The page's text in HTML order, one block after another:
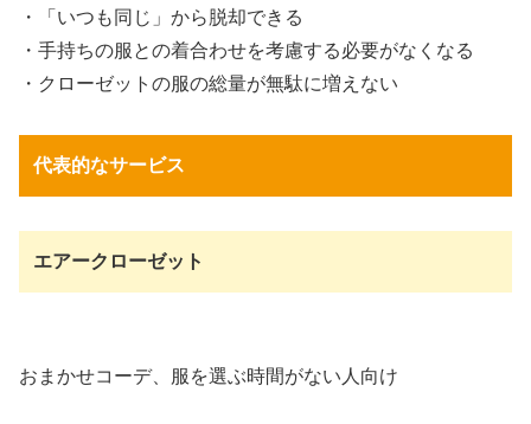
・「いつも同じ」から脱却できる
・手持ちの服との着合わせを考慮する必要がなくなる
・クローゼットの服の総量が無駄に増えない
代表的なサービス
エアークローゼット
おまかせコーデ、服を選ぶ時間がない人向け